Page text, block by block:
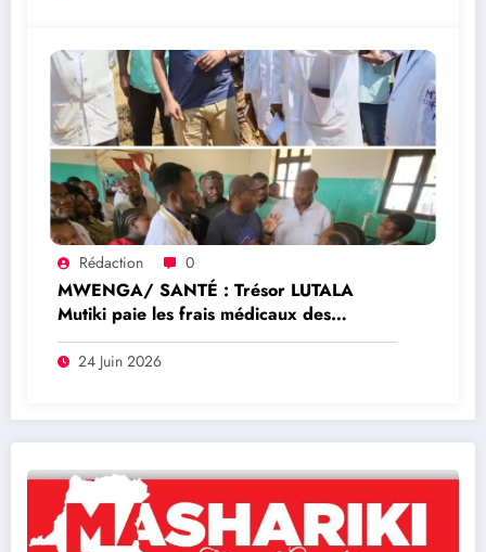
Rédaction 0
MWENGA/ SANTÉ : Trésor LUTALA
Mutiki paie les frais médicaux des
mamans césarisées et dote l’Hôpital
Général de Kamituga en médicaments
24 Juin 2026